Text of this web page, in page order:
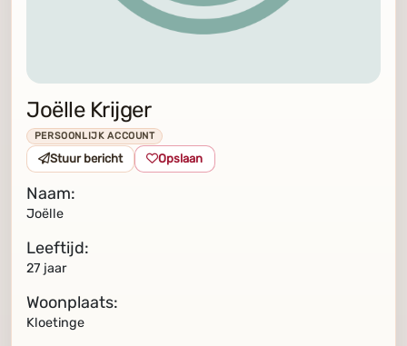
Joëlle Krijger
PERSOONLIJK ACCOUNT
Stuur bericht Opslaan
Naam:
Joëlle
Leeftijd:
27 jaar
Woonplaats:
Kloetinge